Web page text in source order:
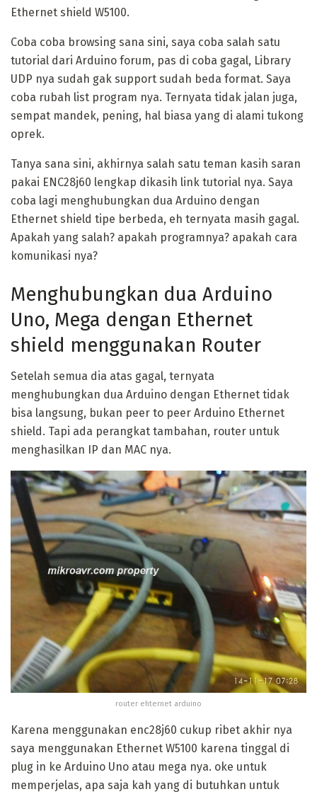
Ethernet shield W5100.
Coba coba browsing sana sini, saya coba salah satu
tutorial dari Arduino forum, pas di coba gagal, Library
UDP nya sudah gak support sudah beda format. Saya
coba rubah list program nya. Ternyata tidak jalan juga,
sempat mandek, pening, hal biasa yang di alami tukong
oprek.
Tanya sana sini, akhirnya salah satu teman kasih saran
pakai ENC28j60 lengkap dikasih link tutorial nya. Saya
coba lagi menghubungkan dua Arduino dengan
Ethernet shield tipe berbeda, eh ternyata masih gagal.
Apakah yang salah? apakah programnya? apakah cara
komunikasi nya?
Menghubungkan dua Arduino
Uno, Mega dengan Ethernet
shield menggunakan Router
Setelah semua dia atas gagal, ternyata
menghubungkan dua Arduino dengan Ethernet tidak
bisa langsung, bukan peer to peer Arduino Ethernet
shield. Tapi ada perangkat tambahan, router untuk
menghasilkan IP dan MAC nya.
router ehternet arduino
Karena menggunakan enc28j60 cukup ribet akhir nya
saya menggunakan Ethernet W5100 karena tinggal di
plug in ke Arduino Uno atau mega nya. oke untuk
memperjelas, apa saja kah yang di butuhkan untuk